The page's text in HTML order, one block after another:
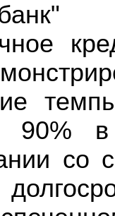
90%
со